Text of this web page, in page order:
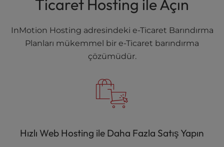
Ticaret Hosting ile Açın
InMotion Hosting adresindeki e-Ticaret Barındırma
Planları mükemmel bir e-Ticaret barındırma
çözümüdür.
Hızlı Web Hosting ile Daha Fazla Satış Yapın